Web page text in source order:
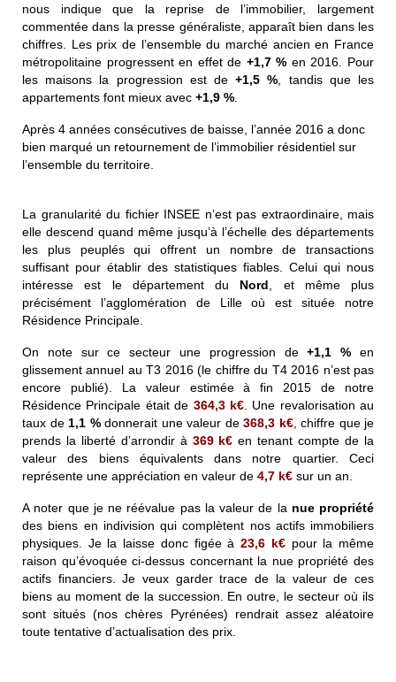
nous indique que la reprise de l’immobilier, largement
commentée dans la presse généraliste, apparaît bien dans les
chiffres. Les prix de l’ensemble du marché ancien en France
métropolitaine progressent en effet de +1,7 % en 2016. Pour
les maisons la progression est de+1,5 % , tandis que les
appartements font mieux avec +1,9 %
Après 4 années consécutives de baisse, l’année 2016 a donc
bien marqué un retournement de l’immobilier résidentiel sur
l’ensemble du territoire.
La granularité du fichier INSEE n’est pas extraordinaire, mais
elle descend quand même jusqu’à l’échelle des départements
les plus peuplés qui offrent un nombre de transactions
suffisant pour établir des statistiques fiables. Celui qui nous
intéresse est le département du Nord , et même plus
précisément l’agglomération de Lille où est située notre
Résidence Principale.
On note sur ce secteur une progression de+1,1 % en
glissement annuel au T3 2016 (le chiffre du T4 2016 n’est pas
encore publié).
La valeur estimée à fin 2015 de notre
Résidence Principale était de 364,3 k€. Une revalorisation au
taux de 1,1 %donnerait une valeur de 368,3 k€, chiffre que je
prends la liberté d’arrondir à 369 k€ en tenant compte de la
valeur des biens équivalents dans notre quartier. Ceci
représente une appréciation en valeur de 4,7 k€ sur un an.
A noter que je ne réévalue pas la valeur de la nue propriété
des biens en indivision qui complètent nos actifs immobiliers
physiques. Je la laisse donc figée à23,6 k€pour la même
raison qu’évoquée ci-dessus concernant la nue propriété des
actifs financiers. Je veux garder trace de la valeur de ces
biens au moment de la succession. En outre, le secteur où ils
sont situés (nos chères Pyrénées) rendrait assez aléatoire
toute tentative d’actualisation des prix.